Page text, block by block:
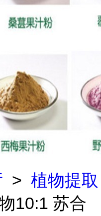
> 植物提取
10:1 苏合